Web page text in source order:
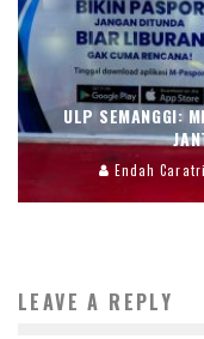
ULP SEMANGGI:
Endah Caratri
LEAVE A REPLY